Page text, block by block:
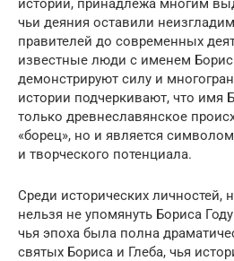
истории, принадлежа многим
чьи деяния оставили
правителей до современных
известные люди с именем
демонстрируют силу и
истории подчеркивают, что имя
только древнеславянское
«борец», но и является
и творческого потенциала.
Среди исторических личностей,
нельзя не упомянуть Бориса
чья эпоха была полна
святых Бориса и Глеба, чья